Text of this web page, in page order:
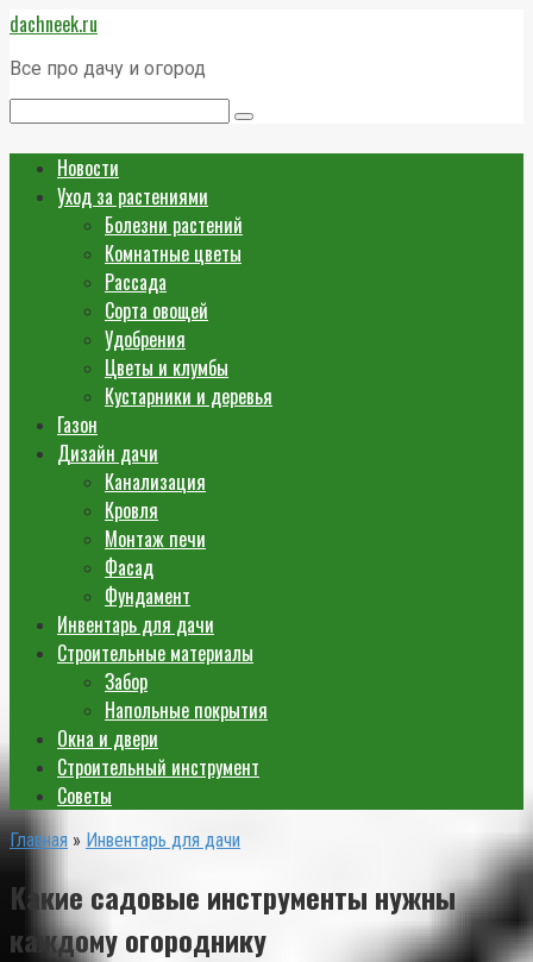
Перейти
к
контенту
dachneek.ru
Все про дачу и огород
Новости
Уход за растениями
Болезни растений
Комнатные цветы
Рассада
Сорта овощей
Удобрения
Цветы и клумбы
Кустарники и деревья
Газон
Дизайн дачи
Канализация
Кровля
Монтаж печи
Фасад
Фундамент
Инвентарь для дачи
Строительные материалы
Забор
Напольные покрытия
Окна и двери
Строительный инструмент
Советы
Главная » Инвентарь для дачи
Какие садовые инструменты нужны
каждому огороднику